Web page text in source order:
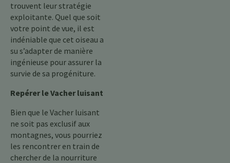
trouvent leur stratégie
exploitante. Quel que soit
votre point de vue, il est
indéniable que cet oiseau a
su s’adapter de manière
ingénieuse pour assurer la
survie de sa progéniture.
Repérer le Vacher luisant
Bien que le Vacher luisant
ne soit pas exclusif aux
montagnes, vous pourriez
les rencontrer en train de
chercher de la nourriture